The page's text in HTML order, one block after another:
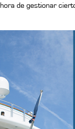
de gestionar